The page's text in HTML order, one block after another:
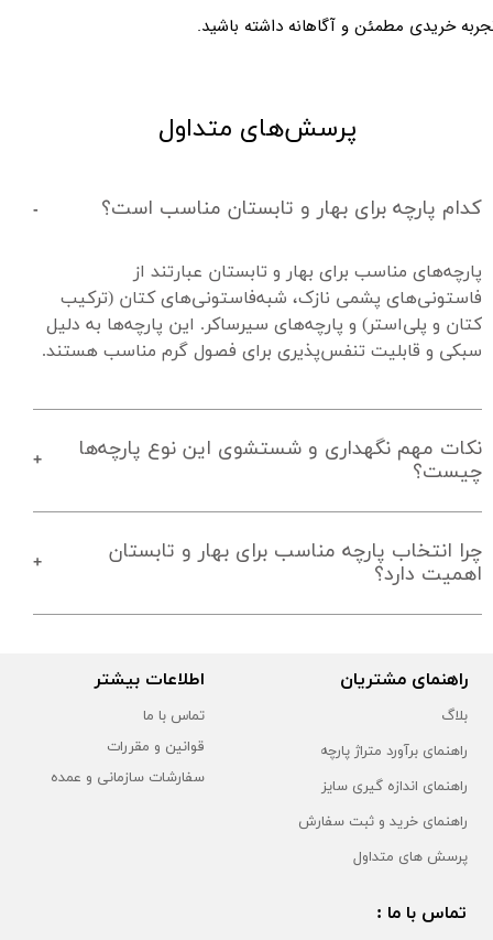
خریدی مطمئن و آگاهانه داشته باشید.
پرسش‌های متداول
کدام پارچه‌ برای بهار و تابستان مناسب است؟
سبکی و قابلیت تنفس‌پذیری برای فصول گرم مناسب هستند.
نکات مهم نگهداری و شستشوی این نوع پارچه‌ها
چیست؟
چرا انتخاب پارچه‌ مناسب برای بهار و تابستان
اهمیت دارد؟
راهنمای مشتریان
بلاگ
راهنمای برآورد متراژ پارچه
راهنمای اندازه گیری سایز
راهنمای خرید و ثبت سفارش
پرسش های متداول
اطلاعات بیشتر
تماس با ما
قوانین و مقررات
سفارشات سازمانی و عمده
تماس با ما :